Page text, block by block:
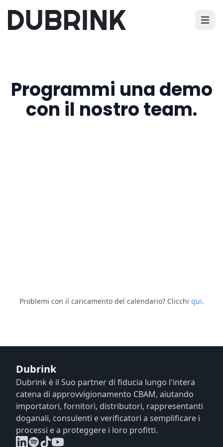
Apri
Programmi una demo
con il nostro team.
Problemi con il caricamento del calendario? Clicchi qui.
Dubrink
Dubrink è il Suo partner di fiducia lungo l'intera
catena di approvvigionamento CBAM, aiutando
importatori, fornitori, distributori, rappresentanti
doganali, consulenti e verificatori a semplificare i
processi e a proteggere i loro profitti.